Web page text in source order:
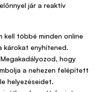
jár a reaktív
kell többé minden online
károkat enyhítened.
Megakadályozod, hogy
a nehezen felépített
helyezéseidet.